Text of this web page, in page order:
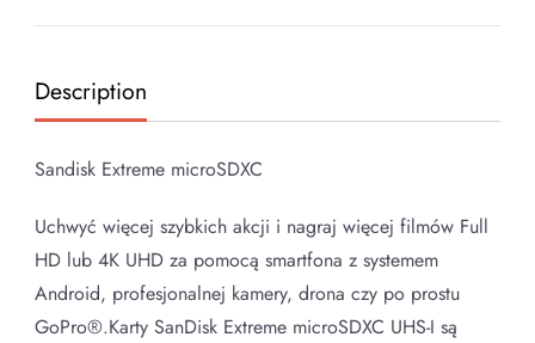
Description
Sandisk Extreme microSDXC
Uchwyć więcej szybkich akcji i nagraj więcej filmów Full
HD lub 4K UHD za pomocą smartfona z systemem
Android, profesjonalnej kamery, drona czy po prostu
GoPro®.Karty SanDisk Extreme microSDXC UHS-I są